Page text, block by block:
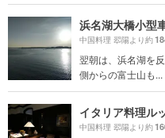
浜名湖大橋小型
中国料理 翆陽より約
翌朝は、浜名湖を
側からの富士山も...
イタリア料理ル
中国料理 翆陽より約